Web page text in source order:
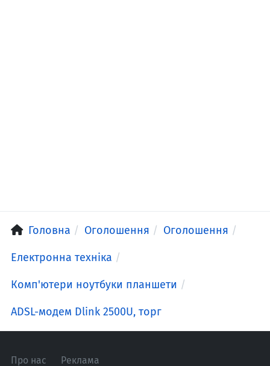
Головна Оголошення Оголошення
Електронна техніка
Комп'ютери ноутбуки планшети
ADSL-модем Dlink 2500U, торг
Про нас Реклама